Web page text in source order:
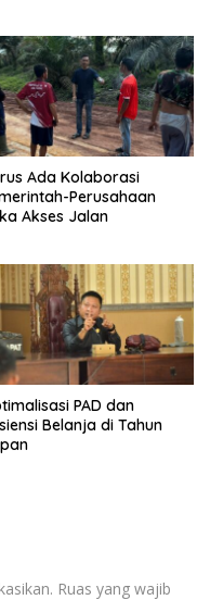
Ada Kolaborasi
Perusahaan
Akses Jalan
PAD dan
Belanja di Tahun
Ruas yang wajib